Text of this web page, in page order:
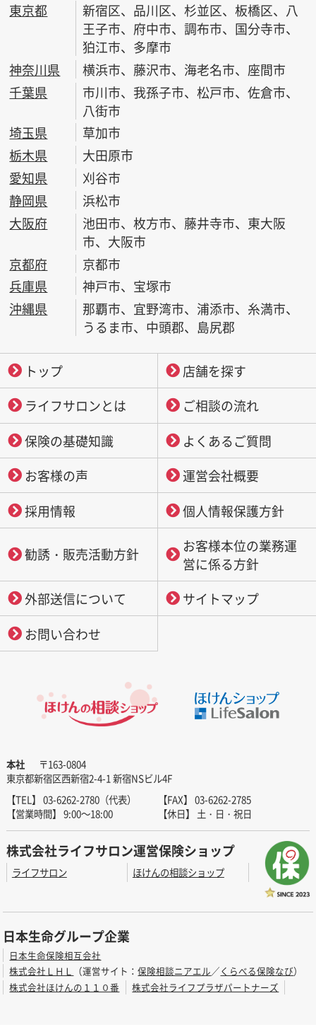
東京都
新宿区、品川区、杉並区、板橋区、八
王子市、府中市、調布市、国分寺市、
狛江市、多摩市
神奈川県
横浜市、藤沢市、海老名市、座間市
千葉県
市川市、我孫子市、松戸市、佐倉市、
八街市
埼玉県
草加市
栃木県
大田原市
愛知県
刈谷市
静岡県
浜松市
大阪府
池田市、枚方市、藤井寺市、東大阪
市、大阪市
京都府
京都市
兵庫県
神戸市、宝塚市
沖縄県
那覇市、宜野湾市、浦添市、糸満市、
うるま市、中頭郡、島尻郡
トップ
店舗を探す
ライフサロンとは
ご相談の流れ
保険の基礎知識
よくあるご質問
お客様の声
運営会社概要
採用情報
個人情報保護方針
勧誘・販売活動方針
お客様本位の業務運
営に係る方針
外部送信について
サイトマップ
お問い合わせ
本社
〒163-0804
東京都新宿区西新宿2-4-1 新宿NSビル4F
【TEL】 03-6262-2780（代表）
【FAX】 03-6262-2785
【営業時間】 9:00～18:00
【休日】 土・日・祝日
株式会社ライフサロン運営保険ショップ
ライフサロン ほけんの相談ショップ
日本生命グループ企業
日本生命保険相互会社
株式会社ＬＨＬ （運営サイト：保険相談ニアエル／くらべる保険なび）
株式会社ほけんの１１０番
株式会社ライフプラザパートナーズ